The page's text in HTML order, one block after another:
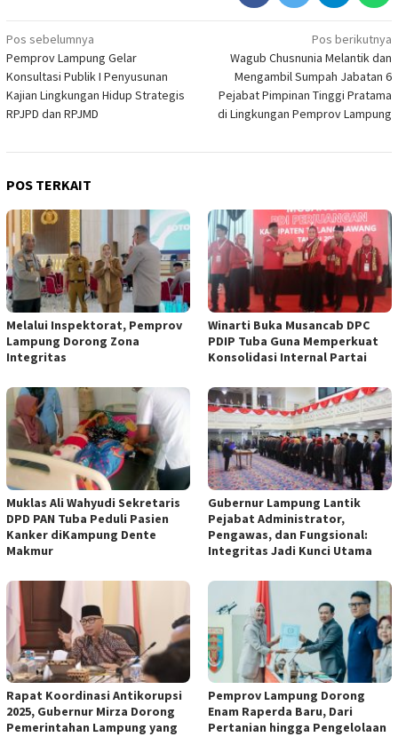
Navigasi
pos
Pos sebelumnya
Pemprov Lampung Gelar
Konsultasi Publik I Penyusunan
Kajian Lingkungan Hidup Strategis
RPJPD dan RPJMD
Pos berikutnya
Wagub Chusnunia Melantik dan
Mengambil Sumpah Jabatan 6
Pejabat Pimpinan Tinggi Pratama
di Lingkungan Pemprov Lampung
POS TERKAIT
Melalui Inspektorat, Pemprov
Lampung Dorong Zona
Integritas
Winarti Buka Musancab DPC
PDIP Tuba Guna Memperkuat
Konsolidasi Internal Partai
Muklas Ali Wahyudi Sekretaris
DPD PAN Tuba Peduli Pasien
Kanker diKampung Dente
Makmur
Gubernur Lampung Lantik
Pejabat Administrator,
Pengawas, dan Fungsional:
Integritas Jadi Kunci Utama
Rapat Koordinasi Antikorupsi
2025, Gubernur Mirza Dorong
Pemerintahan Lampung yang
Pemprov Lampung Dorong
Enam Raperda Baru, Dari
Pertanian hingga Pengelolaan